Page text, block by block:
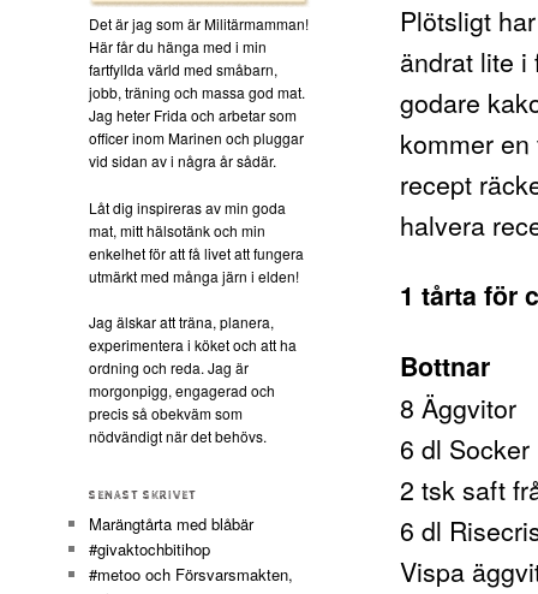
Plötsligt
ändrat lite i
godare
kommer
recept
halvera
1 tårta för
Bottnar
8 Äggvitor
6 dl Socker
2 tsk saft
6 dl
Vispa
Det är jag som är Militärmamman!
Här får du hänga med i min
fartfyllda värld med småbarn,
jobb, träning och massa god mat.
Jag heter Frida och arbetar som
officer inom Marinen och pluggar
vid sidan av i några år sådär.
Låt dig inspireras av min goda
mat, mitt hälsotänk och min
enkelhet för att få livet att fungera
utmärkt med många järn i elden!
Jag älskar att träna, planera,
experimentera i köket och att ha
ordning och reda. Jag är
morgonpigg, engagerad och
precis så obekväm som
nödvändigt när det behövs.
SENAST SKRIVET
Marängtårta med blåbär
#givaktochbitihop
#metoo och Försvarsmakten,